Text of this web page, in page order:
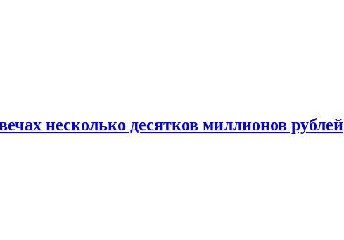
несколько десятков миллионов рублей